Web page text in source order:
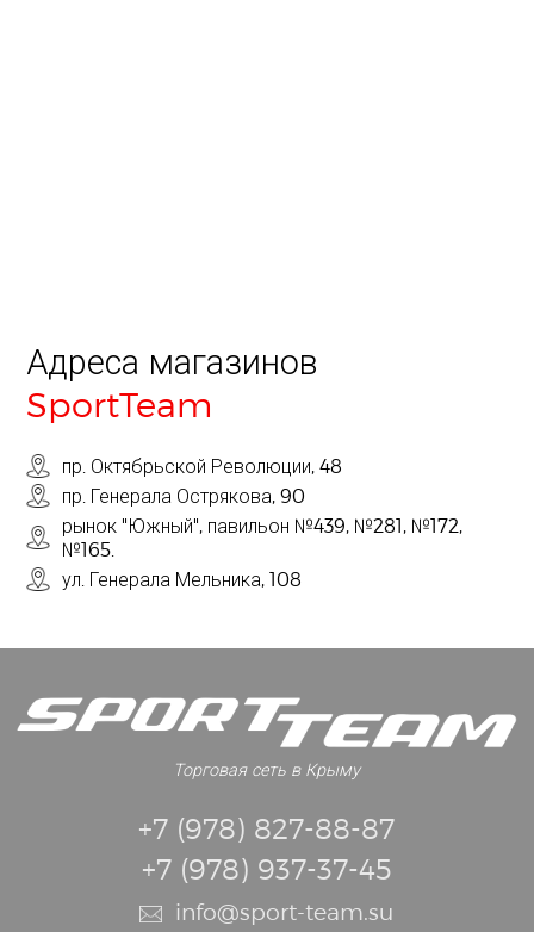
Адреса магазинов
SportTeam
пр. Октябрьской Революции, 48
пр. Генерала Острякова, 90
рынок "Южный", павильон №439, №281, №172,
№165.
ул. Генерала Мельника, 108
Торговая сеть в Крыму
+7 (978) 827-88-87
+7 (978) 937-37-45
info@sport-team.su